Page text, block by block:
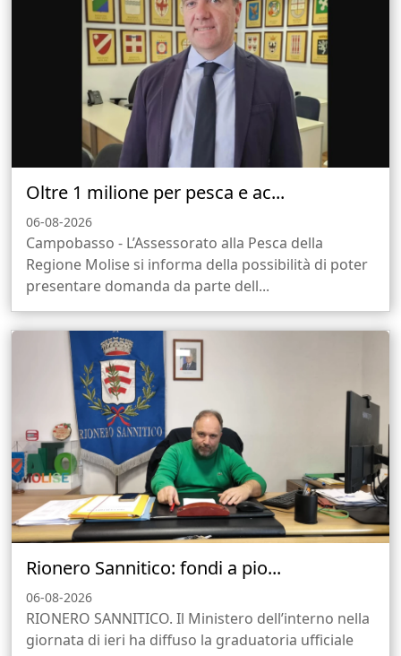
Oltre 1 milione per pesca e ac...
06-08-2026
Campobasso - L’Assessorato alla Pesca della
Regione Molise si informa della possibilità di poter
presentare domanda da parte dell...
Rionero Sannitico: fondi a pio...
06-08-2026
RIONERO SANNITICO. Il Ministero dell’interno nella
giornata di ieri ha diffuso la graduatoria ufficiale